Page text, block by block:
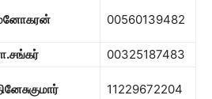
00560139482
00325187483
11229672204